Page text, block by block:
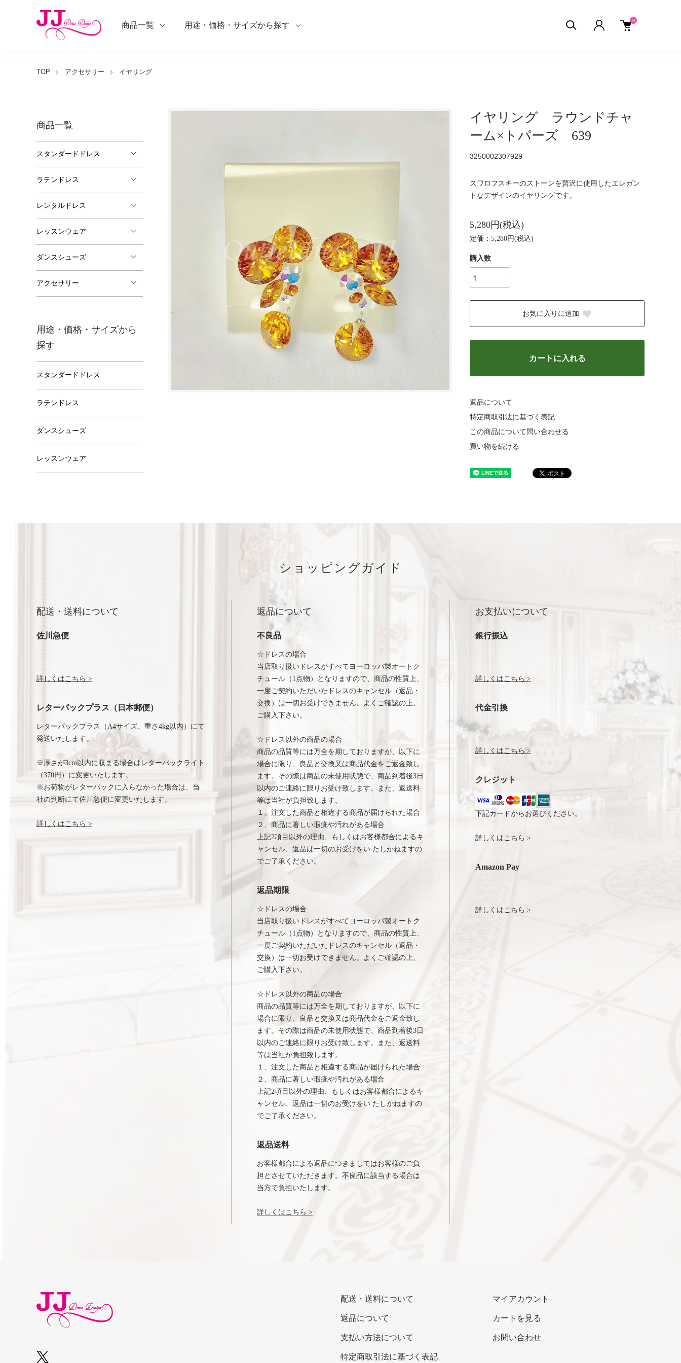
商品一覧 用途・価格・サイズから探す
0
TOP アクセサリー イヤリング
イヤリング ラウンドチャ
ーム×トパーズ 639
3250002307929
スワロフスキーのストーンを贅沢に使用したエレガン
トなデザインのイヤリングです。
5,280円(税込)
定価：5,280円(税込)
購入数
お気に入りに追加
カートに入れる
返品について
特定商取引法に基づく表記
この商品について問い合わせる
買い物を続ける
商品一覧
スタンダードドレス
ラテンドレス
レンタルドレス
レッスンウェア
ダンスシューズ
アクセサリー
用途・価格・サイズから
探す
スタンダードドレス
ラテンドレス
ダンスシューズ
レッスンウェア
ショッピングガイド
配送・送料について
佐川急便
詳しくはこちら >
レターパックプラス（日本郵便）
レターパックプラス（A4サイズ、重さ4kg以内）にて
発送いたします。
※厚さが3cm以内に収まる場合はレターパックライト
（370円）に変更いたします。
※お荷物がレターパックに入らなかった場合は、当
社の判断にて佐川急便に変更いたします。
詳しくはこちら >
返品について
不良品
☆ドレスの場合
当店取り扱いドレスがすべてヨーロッパ製オートク
チュール（1点物）となりますので、商品の性質上、
一度ご契約いただいたドレスのキャンセル（返品・
交換）は一切お受けできません。よくご確認の上、
ご購入下さい。
☆ドレス以外の商品の場合
商品の品質等には万全を期しておりますが、以下に
場合に限り、良品と交換又は商品代金をご返金致し
ます。その際は商品の未使用状態で、商品到着後3日
以内のご連絡に限りお受け致します。また、返送料
等は当社が負担致します。
１、注文した商品と相違する商品が届けられた場合
２、商品に著しい瑕疵や汚れがある場合
上記2項目以外の理由、もしくはお客様都合によるキ
ャンセル、返品は一切のお受けをい たしかねますの
でご了承ください。
返品期限
☆ドレスの場合
当店取り扱いドレスがすべてヨーロッパ製オートク
チュール（1点物）となりますので、商品の性質上、
一度ご契約いただいたドレスのキャンセル（返品・
交換）は一切お受けできません。よくご確認の上、
ご購入下さい。
☆ドレス以外の商品の場合
商品の品質等には万全を期しておりますが、以下に
場合に限り、良品と交換又は商品代金をご返金致し
ます。その際は商品の未使用状態で、商品到着後3日
以内のご連絡に限りお受け致します。また、返送料
等は当社が負担致します。
１、注文した商品と相違する商品が届けられた場合
２、商品に著しい瑕疵や汚れがある場合
上記2項目以外の理由、もしくはお客様都合によるキ
ャンセル、返品は一切のお受けをい たしかねますの
でご了承ください。
返品送料
お客様都合による返品につきましてはお客様のご負
担とさせていただきます。不良品に該当する場合は
当方で負担いたします。
詳しくはこちら >
お支払いについて
銀行振込
詳しくはこちら >
代金引換
詳しくはこちら >
クレジット
下記カードからお選びください。
詳しくはこちら >
Amazon Pay
詳しくはこちら >
配送・送料について
返品について
支払い方法について
特定商取引法に基づく表記
マイアカウント
カートを見る
お問い合わせ